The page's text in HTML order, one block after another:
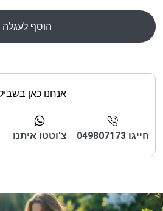
הוסף לעגלה
אנחנו כאן
חייגו 049807173 צ'וטטו איתנו